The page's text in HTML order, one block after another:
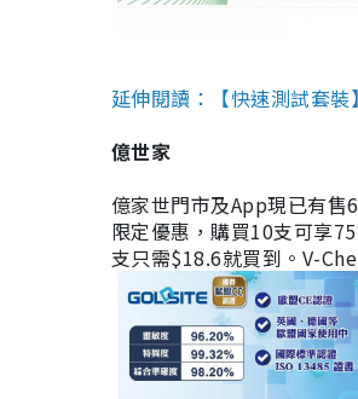
延伸閱讀：【快速測試套
億世家
億家世門市及App現已有
限定優惠，購買10支可享
支只需$18.6就買到。V-